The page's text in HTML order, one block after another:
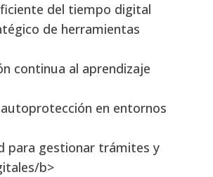
del tiempo digital
de herramientas
continua al aprendizaje
en entornos
para gestionar trámites y
b>